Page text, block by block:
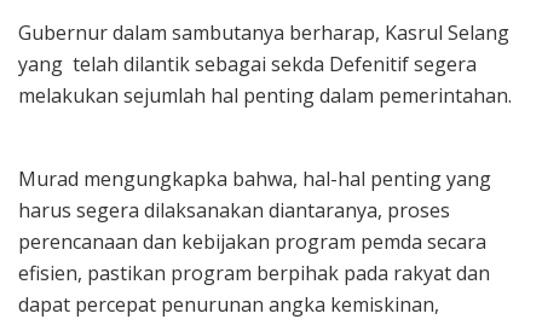
Gubernur dalam sambutanya berharap, Kasrul Selang
yang telah dilantik sebagai sekda Defenitif segera
melakukan sejumlah hal penting dalam pemerintahan.
Murad mengungkapka bahwa, hal-hal penting yang
harus segera dilaksanakan diantaranya, proses
perencanaan dan kebijakan program pemda secara
efisien, pastikan program berpihak pada rakyat dan
dapat percepat penurunan angka kemiskinan,